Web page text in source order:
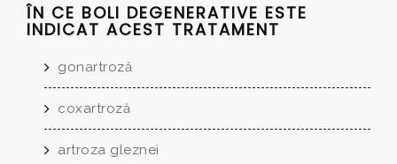
ÎN CE BOLI DEGENERATIVE ESTE
INDICAT ACEST TRATAMENT
gonartroză
coxartroză
artroza gleznei